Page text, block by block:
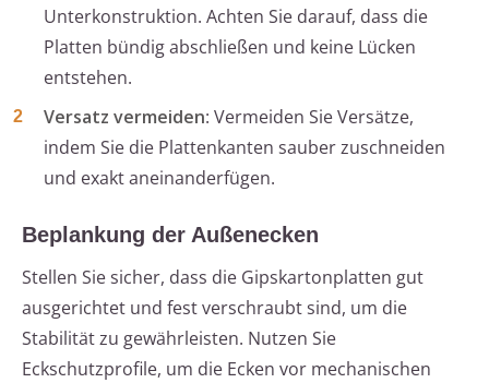
Unterkonstruktion. Achten Sie darauf, dass die
Platten bündig abschließen und keine Lücken
entstehen.
Versatz vermeiden: Vermeiden Sie Versätze,
indem Sie die Plattenkanten sauber zuschneiden
und exakt aneinanderfügen.
Beplankung der Außenecken
Stellen Sie sicher, dass die Gipskartonplatten gut
ausgerichtet und fest verschraubt sind, um die
Stabilität zu gewährleisten. Nutzen Sie
Eckschutzprofile, um die Ecken vor mechanischen